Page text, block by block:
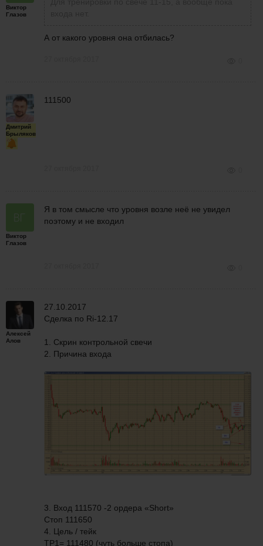
Виктор
Глазов
А от какого уровня она отбилась?
Дмитрий
Брыляков
111500
Виктор
Глазов
Я в том смысле что уровня возле неё не увидел
поэтому и не входил
Алексей
Алов
27.10.2017
Сделка по Ri-12.17
1. Скрин контрольной свечи
2. Причина входа
3. Вход 111570 -2 ордера «Short»
Стоп 111650
4. Цель / тейк
TP1= 111480 (чуть больше стопа)